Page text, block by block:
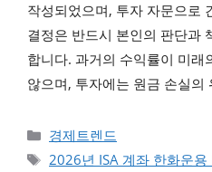
작성되었으며, 투자 자문으로
결정은 반드시 본인의 판단과
합니다. 과거의 수익률이 미래
않으며, 투자에는 원금 손실의
카테고리
경제트렌드
태그
2026년 ISA 계좌 한화운용